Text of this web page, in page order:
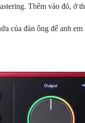
Thêm vào đó, ở
của đàn ông để anh